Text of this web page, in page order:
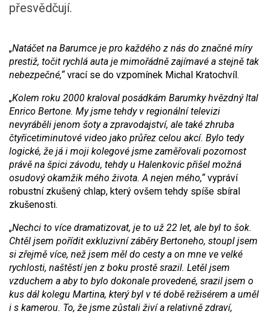
přesvědčují.
„Natáčet na Barumce je pro každého z nás do značné míry
prestiž, točit rychlá auta je mimořádně zajímavé a stejně tak
nebezpečné,“vrací se do vzpomínek Michal Kratochvíl.
„Kolem roku 2000 kraloval posádkám Barumky hvězdný Ital
Enrico Bertone. My jsme tehdy v regionální televizi
nevyráběli jenom šoty a zpravodajství, ale také zhruba
čtyřicetiminutové video jako průřez celou akcí. Bylo tedy
logické, že já i moji kolegové jsme zaměřovali pozornost
právě na špici závodu, tehdy u Halenkovic přišel možná
osudový okamžik mého života. A nejen mého,“vypráví
robustní zkušený chlap, který ovšem tehdy spíše sbíral
zkušenosti.
„Nechci to více dramatizovat, je to už 22 let, ale byl to šok.
Chtěl jsem pořídit exkluzivní záběry Bertoneho, stoupl jsem
si zřejmě více, než jsem měl do cesty a on mne ve velké
rychlosti, naštěstí jen z boku prostě srazil. Letěl jsem
vzduchem a aby to bylo dokonale provedené, srazil jsem o
kus dál kolegu Martina, který byl v té době režisérem a uměl
i s kamerou. To, že jsme zůstali živí a relativně zdraví,